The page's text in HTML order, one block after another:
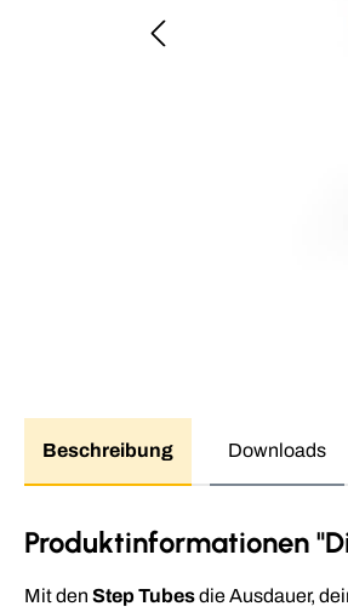
Beschreibung Downloads
Produktinformationen
Mit den Step Tubesdie Ausdauer,